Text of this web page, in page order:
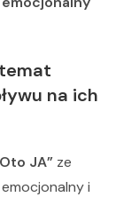
na ich
JA” ze
i